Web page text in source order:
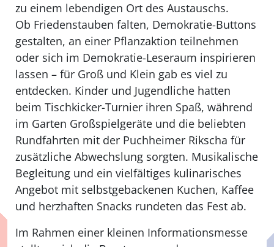
zu einem lebendigen Ort des Austauschs.
Ob Friedenstauben falten, Demokratie-Buttons
gestalten, an einer Pflanzaktion teilnehmen
oder sich im Demokratie-Leseraum inspirieren
lassen – für Groß und Klein gab es viel zu
entdecken. Kinder und Jugendliche hatten
beim Tischkicker-Turnier ihren Spaß, während
im Garten Großspielgeräte und die beliebten
Rundfahrten mit der Puchheimer Rikscha für
zusätzliche Abwechslung sorgten. Musikalische
Begleitung und ein vielfältiges kulinarisches
Angebot mit selbstgebackenen Kuchen, Kaffee
und herzhaften Snacks rundeten das Fest ab.
Im Rahmen einer kleinen Informationsmesse